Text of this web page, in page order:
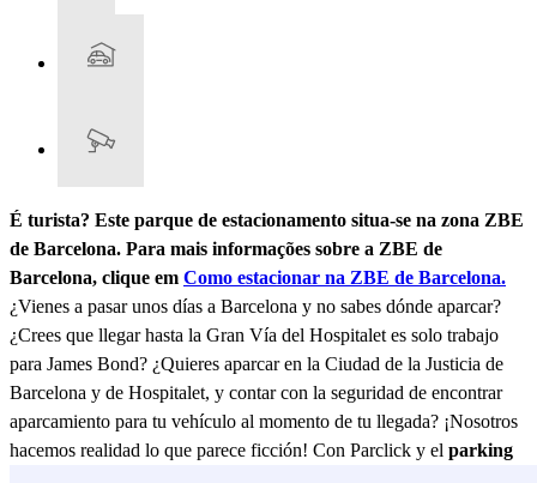
É turista? Este parque de estacionamento situa-se na zona ZBE
de Barcelona. Para mais informações sobre a ZBE de
Barcelona, clique em Como estacionar na ZBE de Barcelona.
¿Vienes a pasar unos días a Barcelona y no sabes dónde aparcar?
¿Crees que llegar hasta la Gran Vía del Hospitalet es solo trabajo
para James Bond? ¿Quieres aparcar en la Ciudad de la Justicia de
Barcelona y de Hospitalet, y contar con la seguridad de encontrar
aparcamiento para tu vehículo al momento de tu llegada? ¡Nosotros
hacemos realidad lo que parece ficción! Con Parclick y el parking